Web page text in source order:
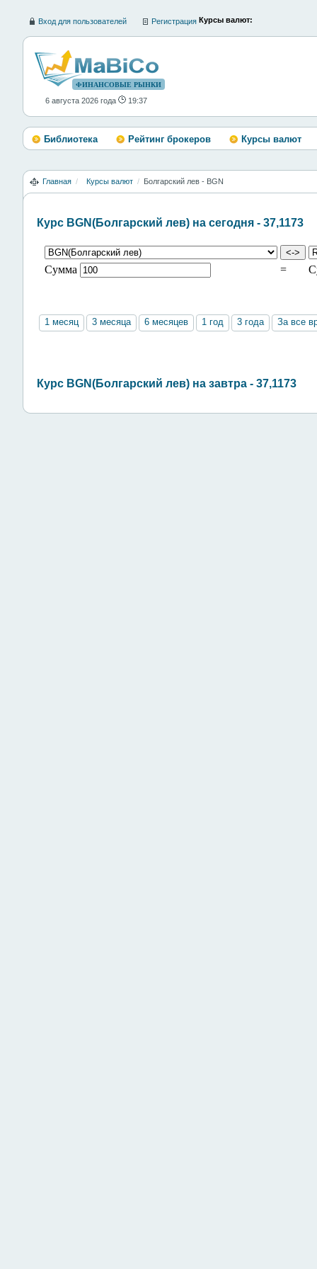
Вход для пользователей Регистрация Курсы валют:
ФИНАНСОВЫЕ РЫНКИ
6 августа 2026 года 19:37
Библиотека Рейтинг брокеров Курсы валют
Главная / Курсы валют / Болгарский лев - BGN
Курс BGN(Болгарский лев) на сегодня - 37,1173
1 месяц 3 месяца 6 месяцев 1 год 3 года За все
Курс BGN(Болгарский лев) на завтра - 37,1173